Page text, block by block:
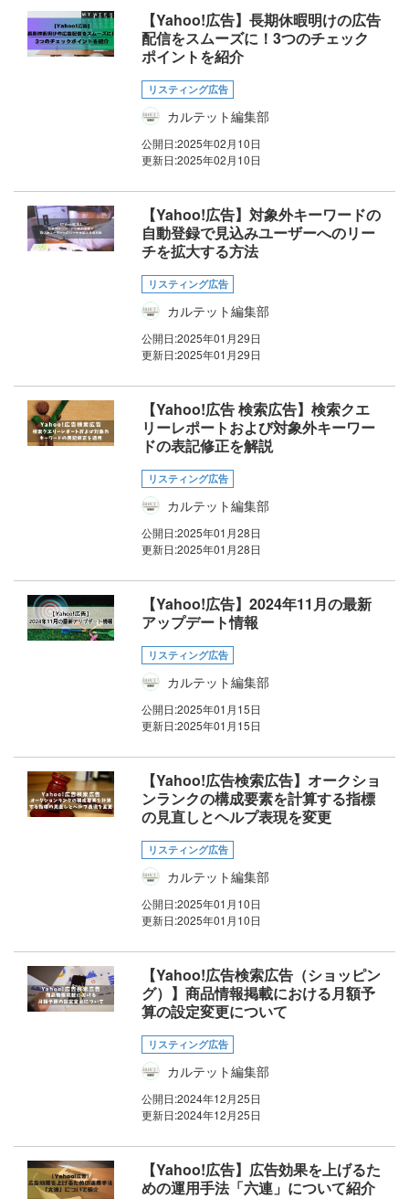
【Yahoo!広告】長期休暇明けの広告
配信をスムーズに！3つのチェック
ポイントを紹介
リスティング広告
カルテット編集部
公開日:2025年02月10日
更新日:2025年02月10日
【Yahoo!広告】対象外キーワードの
自動登録で見込みユーザーへのリー
チを拡大する方法
リスティング広告
カルテット編集部
公開日:2025年01月29日
更新日:2025年01月29日
【Yahoo!広告 検索広告】検索クエ
リーレポートおよび対象外キーワー
ドの表記修正を解説
リスティング広告
カルテット編集部
公開日:2025年01月28日
更新日:2025年01月28日
【Yahoo!広告】2024年11月の最新
アップデート情報
リスティング広告
カルテット編集部
公開日:2025年01月15日
更新日:2025年01月15日
【Yahoo!広告検索広告】オークショ
ンランクの構成要素を計算する指標
の見直しとヘルプ表現を変更
リスティング広告
カルテット編集部
公開日:2025年01月10日
更新日:2025年01月10日
【Yahoo!広告検索広告（ショッピン
グ）】商品情報掲載における月額予
算の設定変更について
リスティング広告
カルテット編集部
公開日:2024年12月25日
更新日:2024年12月25日
【Yahoo!広告】広告効果を上げるた
めの運用手法「六連」について紹介